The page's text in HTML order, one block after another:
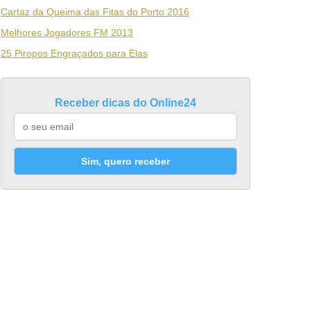
Cartaz da Queima das Fitas do Porto 2016
Melhores Jogadores FM 2013
25 Piropos Engraçados para Elas
Receber dicas do Online24
Sim, quero receber